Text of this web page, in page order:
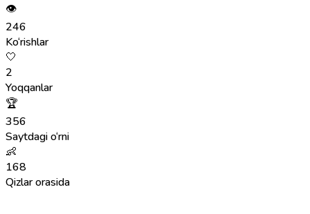
👁
246
Ko‘rishlar
🤍
2
Yoqqanlar
🏆
356
Saytdagi o‘rni
👶
168
Qizlar orasida